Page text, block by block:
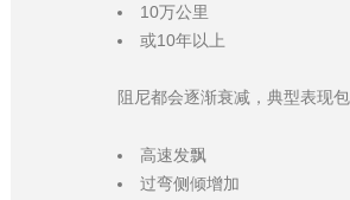
10万公里
或10年以上
阻尼都会逐渐衰减，典型表现包
高速发飘
过弯侧倾增加